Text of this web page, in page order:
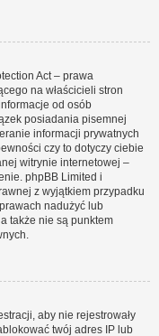
Act – prawa
na właścicieli stron
od osób
posiadania pisemnej
informacji prywatnych
czy to dotyczy ciebie
witrynie internetowej –
phpBB Limited i
z wyjątkiem przypadku
nadużyć lub
także nie są punktem
aby nie rejestrowały
twój adres IP lub